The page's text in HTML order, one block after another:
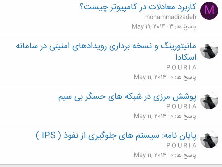
M کاربرد معادلات در کامپیوتر چیست؟
mohammadizadeh
پاسخ ها 3
May 19, 2014
مانیتورینگ و نسخه برداری رویدادهای امنیتی در سامانه
اسکادا
P O U R I A
پاسخ ها 0
May 11, 2014
پوشش مرزی در شبکه های حسگر بی سیم
P O U R I A
پاسخ ها 0
May 11, 2014
پایان نامه: سیستم های جلوگیری از نفوذ ( IPS )
P O U R I A
پاسخ ها 0
May 11, 2014